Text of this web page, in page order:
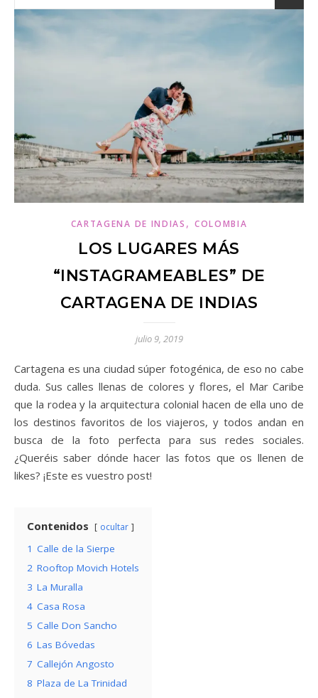
CARTAGENA DE INDIAS , COLOMBIA
LOS LUGARES MÁS
“INSTAGRAMEABLES” DE
CARTAGENA DE INDIAS
julio 9, 2019
Cartagena es una ciudad súper fotogénica, de eso no cabe
duda. Sus calles llenas de colores y flores, el Mar Caribe
que la rodea y la arquitectura colonial hacen de ella uno de
los destinos favoritos de los viajeros, y todos andan en
busca de la foto perfecta para sus redes sociales.
¿Queréis saber dónde hacer las fotos que os llenen de
likes? ¡Este es vuestro post!
Contenidos ocultar
1 Calle de la Sierpe
2 Rooftop Movich Hotels
3 La Muralla
4 Casa Rosa
5 Calle Don Sancho
6 Las Bóvedas
7 Callejón Angosto
8 Plaza de La Trinidad